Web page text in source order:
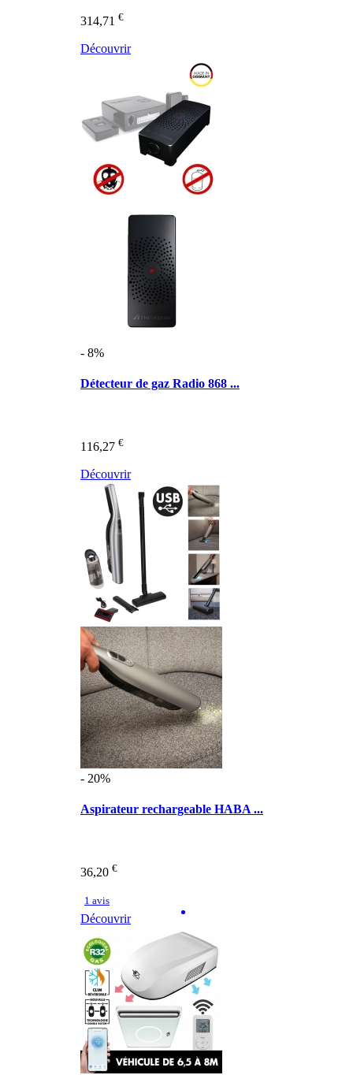
314,71 €
Découvrir
- 8%
Détecteur de gaz Radio 868 ...
116,27 €
Découvrir
- 20%
Aspirateur rechargeable HABA ...
36,20 €
1 avis
Découvrir